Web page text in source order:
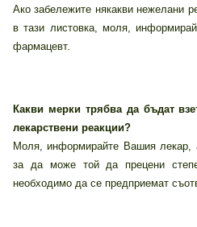
Ако забележите някакви нежелани
в тази листовка, моля,
фармацевт.
Какви мерки трябва да бъдат
лекарствени реакции?
Моля, информирайте Вашия лекар,
за да може той да прецени
необходимо да се предприемат